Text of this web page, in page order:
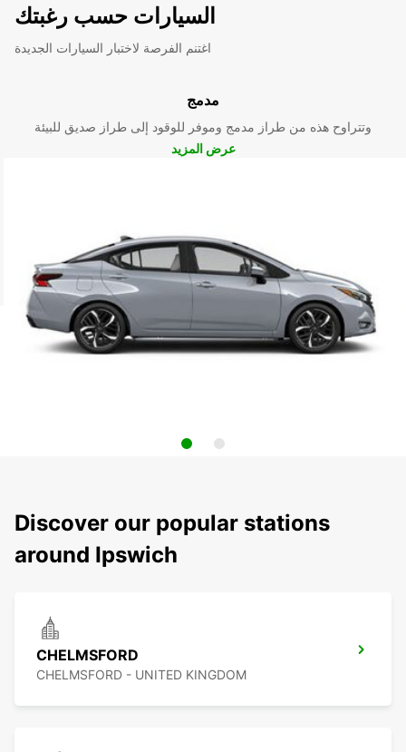
السيارات حسب رغبتك
اغتنم الفرصة لاختبار السيارات الجديدة
مدمج
وتتراوح هذه من طراز مدمج وموفر للوقود إلى طراز صديق للبيئة
عرض المزيد
Discover our popular stations
around Ipswich
CHELMSFORD
CHELMSFORD - UNITED KINGDOM